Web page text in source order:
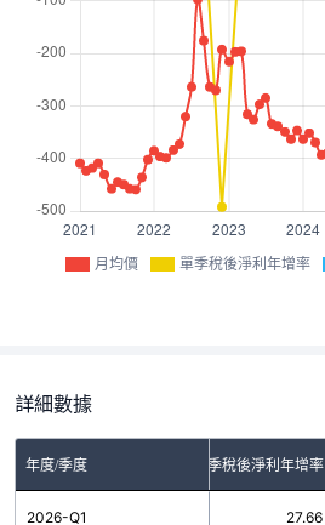
月均價 單季稅後淨利年增率
詳細數據
年度/季度 單季稅後淨利年增率
2026-Q1 27.66